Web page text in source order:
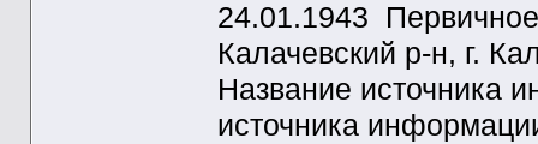
24.01.1943
Калачевский р-н, г.
Название
источника